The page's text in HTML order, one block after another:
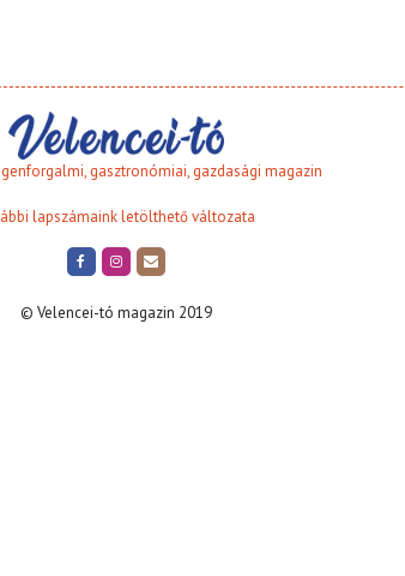
gasztronómiai, gazdasági magazin
lapszámaink letölthető változata
© Velencei-tó magazin 2019